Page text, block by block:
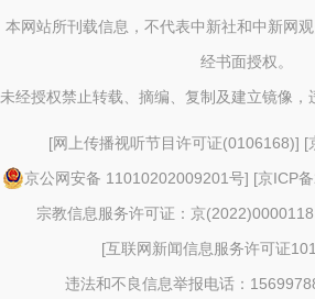
本网站所刊载信息，不代表中新社和中新网
经书面授权。
未经授权禁止转载、摘编、复制及建立镜像，
[网上传播视听节目许可证(0106168)] [
京公网安备 11010202009201号] [京ICP
宗教信息服务许可证：京
[互联网新闻信息服务许可证
违法和不良信息举报电话：